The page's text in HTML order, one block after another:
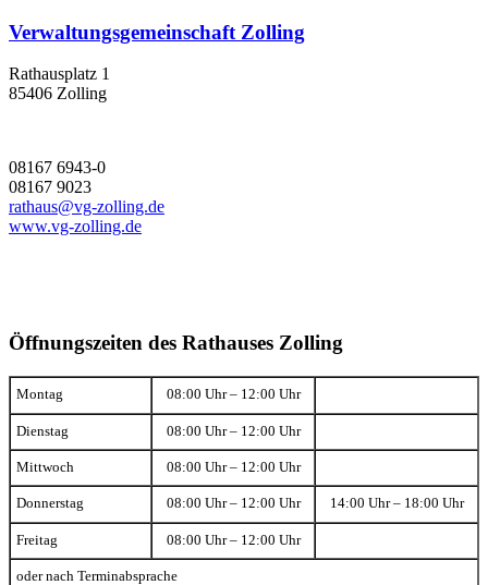
Verwaltungsgemeinschaft Zolling
Rathausplatz 1
85406 Zolling
08167 6943-0
08167 9023
rathaus@vg-zolling.de
www.vg-zolling.de
Öffnungszeiten des Rathauses Zolling
Montag 08:00 Uhr – 12:00 Uhr
Dienstag 08:00 Uhr – 12:00 Uhr
Mittwoch 08:00 Uhr – 12:00 Uhr
Donnerstag 08:00 Uhr – 12:00 Uhr 14:00 Uhr – 18:00 Uhr
Freitag 08:00 Uhr – 12:00 Uhr
oder nach Terminabsprache